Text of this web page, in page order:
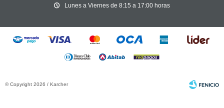
Lunes a Viernes de 8:15 a 17:00 horas
© Copyright 2026 / Karcher